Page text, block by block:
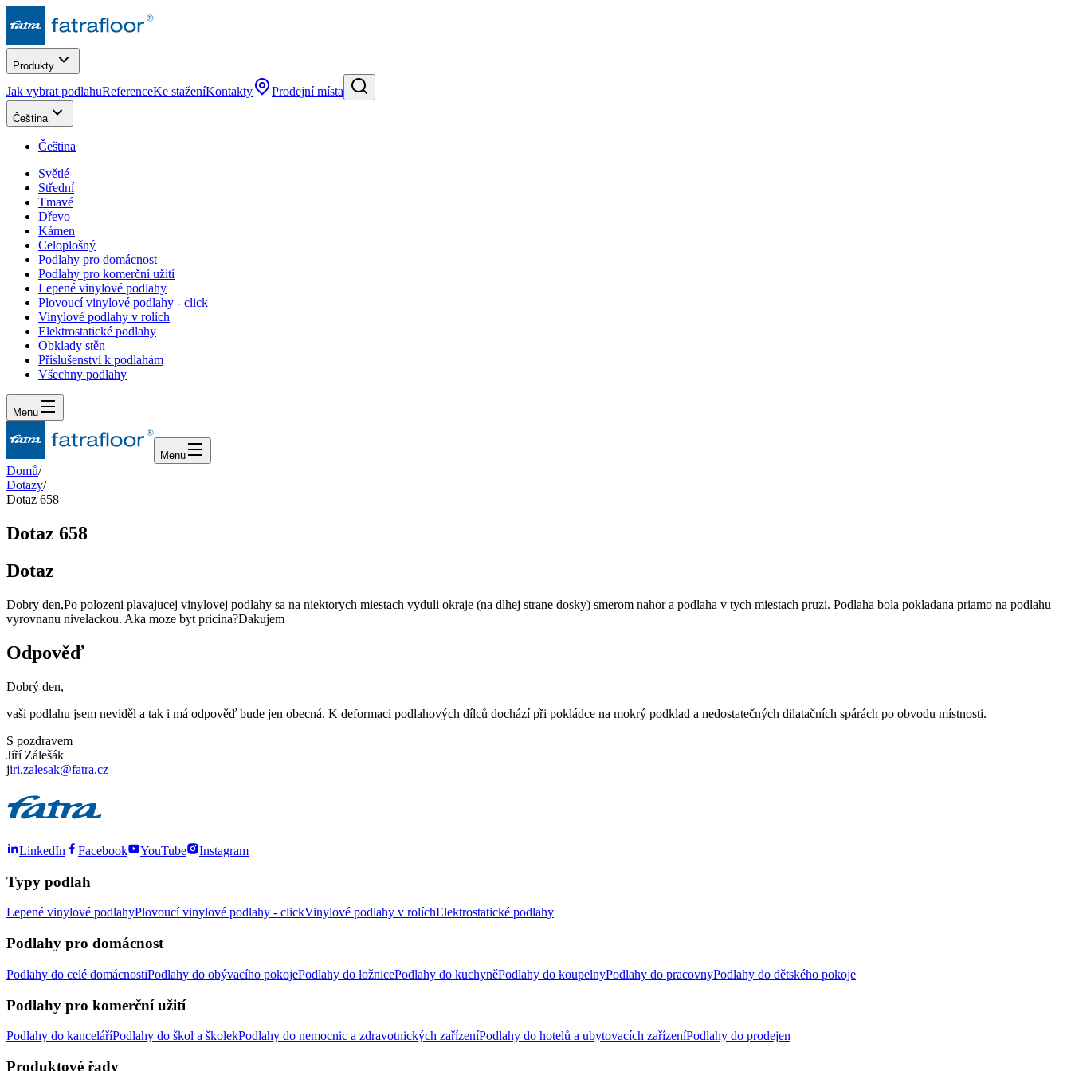
Produkty
Jak vybrat podlahuReferenceKe staženíKontakty Prodejní místa
Čeština
Čeština
Světlé
Střední
Tmavé
Dřevo
Kámen
Celoplošný
Podlahy pro domácnost
Podlahy pro komerční užití
Lepené vinylové podlahy
Plovoucí vinylové podlahy - click
Vinylové podlahy v rolích
Elektrostatické podlahy
Obklady stěn
Příslušenství k podlahám
Všechny podlahy
Menu
Menu
Domů/
Dotazy/
Dotaz 658
Dotaz 658
Dotaz
Dobry den,Po polozeni plavajucej vinylovej podlahy sa na niektorych miestach vyduli okraje (na dlhej strane dosky) smerom nahor a podlaha v tych miestach pruzi. Podlaha bola pokladana priamo na podlahu
vyrovnanu nivelackou. Aka moze byt pricina?Dakujem
Odpověď
Dobrý den,
vaši podlahu jsem neviděl a tak i má odpověď bude jen obecná. K deformaci podlahových dílců dochází při pokládce na mokrý podklad a nedostatečných dilatačních spárách po obvodu místnosti.
S pozdravem
Jiří Zálešák
jiri.zalesak@fatra.cz
LinkedIn Facebook YouTube Instagram
Typy podlah
Lepené vinylové podlahyPlovoucí vinylové podlahy - clickVinylové podlahy v rolíchElektrostatické podlahy
Podlahy pro domácnost
Podlahy do celé domácnostiPodlahy do obývacího pokojePodlahy do ložnicePodlahy do kuchyněPodlahy do koupelnyPodlahy do pracovnyPodlahy do dětského pokoje
Podlahy pro komerční užití
Podlahy do kanceláříPodlahy do škol a školekPodlahy do nemocnic a zdravotnických zařízeníPodlahy do hotelů a ubytovacích zařízeníPodlahy do prodejen
Produktové řady